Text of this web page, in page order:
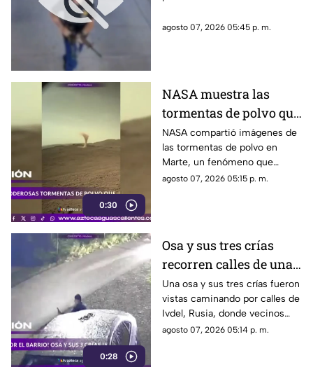
hamburguesas en
agosto 07, 2026 05:45 p. m.
0:30
NASA muestra las
tormentas de polvo que
cubren Marte
NASA compartió imágenes de
las tormentas de polvo en
Marte, un fenómeno que
puede extenderse por miles de
agosto 07, 2026 05:15 p. m.
0:28
Osa y sus tres crías
recorren calles de una
ciudad en Rusia
Una osa y sus tres crías fueron
vistas caminando por calles de
Ivdel, Rusia, donde vecinos
reportan un aumento en los
agosto 07, 2026 05:14 p. m.